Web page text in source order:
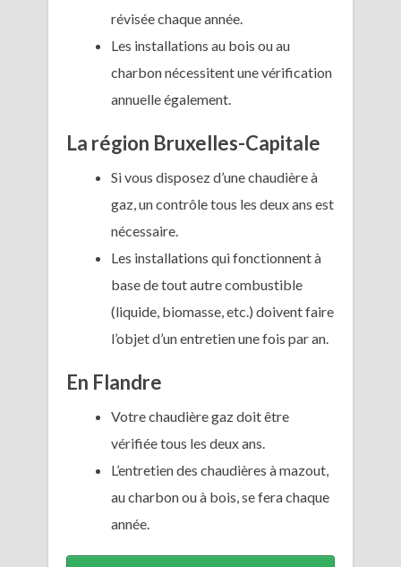
révisée chaque année.
Les installations au bois ou au
charbon nécessitent une vérification
annuelle également.
La région Bruxelles-Capitale
Si vous disposez d’une chaudière à
gaz, un contrôle tous les deux ans est
nécessaire.
Les installations qui fonctionnent à
base de tout autre combustible
(liquide, biomasse, etc.) doivent faire
l’objet d’un entretien une fois par an.
En Flandre
Votre chaudière gaz doit être
vérifiée tous les deux ans.
L’entretien des chaudières à mazout,
au charbon ou à bois, se fera chaque
année.